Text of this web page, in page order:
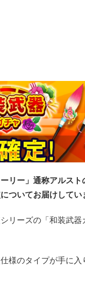
リー」通称アルス
ついてお届けしてい
リーズの「和装武器
様のタイプが手に入